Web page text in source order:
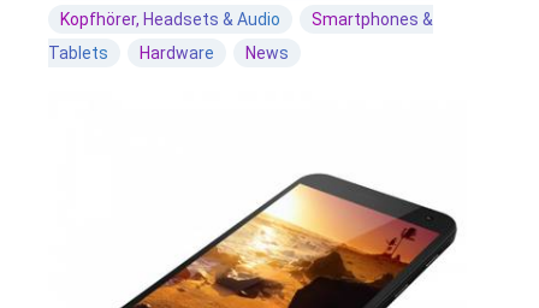
Kopfhörer, Headsets & Audio
Smartphones &
Tablets
Hardware News